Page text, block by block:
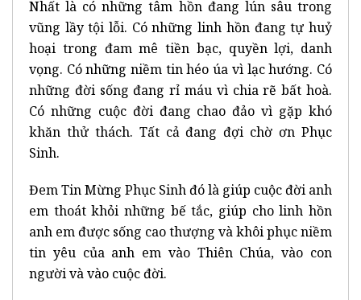
Nhất là có những tâm hồn đang lún sâu trong
vũng lầy tội lỗi. Có những linh hồn đang tự huỷ
hoại trong đam mê tiền bạc, quyền lợi, danh
vọng. Có những niềm tin héo úa vì lạc hướng. Có
những đời sống đang rỉ máu vì chia rẽ bất hoà.
Có những cuộc đời đang chao đảo vì gặp khó
khăn thử thách. Tất cả đang đợi chờ ơn Phục
Sinh.
Đem Tin Mừng Phục Sinh đó là giúp cuộc đời anh
em thoát khỏi những bế tắc, giúp cho linh hồn
anh em được sống cao thượng và khôi phục niềm
tin yêu của anh em vào Thiên Chúa, vào con
người và vào cuộc đời.